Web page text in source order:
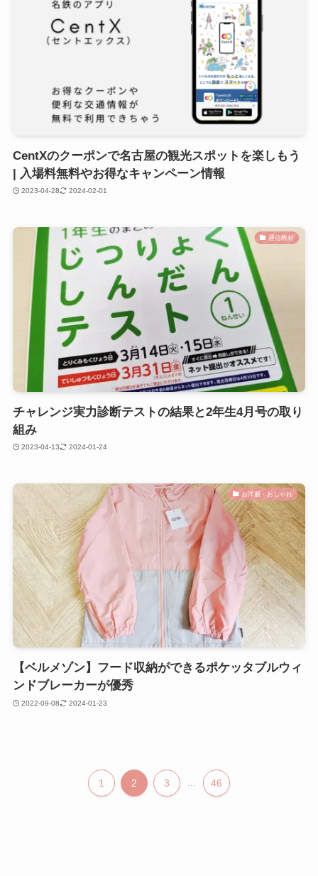
CentXのクーポンで名古屋の観光スポットを楽しもう
| 入場料無料やお得なキャンペーン情報
2023-04-28 2024-02-01
通信教材
チャレンジ実力診断テストの結果と2年生4月号の取り
組み
2023-04-13 2024-01-24
お洋服・おしゃれ
【ベルメゾン】フード収納ができるポケッタブルウィ
ンドブレーカーが優秀
2022-09-08 2024-01-23
1 2 3 ... 46